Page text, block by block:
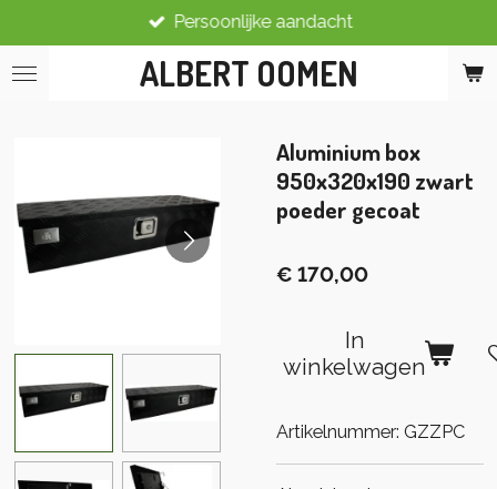
direct
naar
ALBERT OOMEN
Persoonlijke aandacht
Aluminium box
950x320x190 zwart
poeder gecoat
€ 170,00
In
winkelwagen
Artikelnummer: GZZPC